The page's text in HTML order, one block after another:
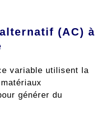
(AC) à
variable utilisent la
générer du